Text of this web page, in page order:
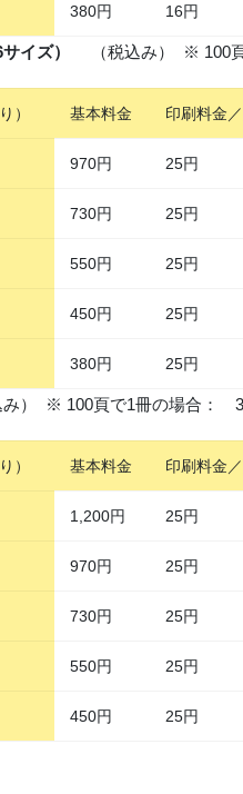
380円 16円
イズ） （税込み） ※ 100頁
） 基本料金 印刷料金
970円 25円
730円 25円
550円 25円
450円 25円
380円 25円
） ※ 100頁で1冊の場合：
） 基本料金 印刷料金
1,200円 25円
970円 25円
730円 25円
550円 25円
450円 25円